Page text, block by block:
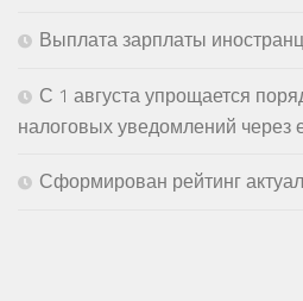
Выплата зарплаты
С 1 августа упрощается
налоговых уведомлений через
Сформирован рейтинг